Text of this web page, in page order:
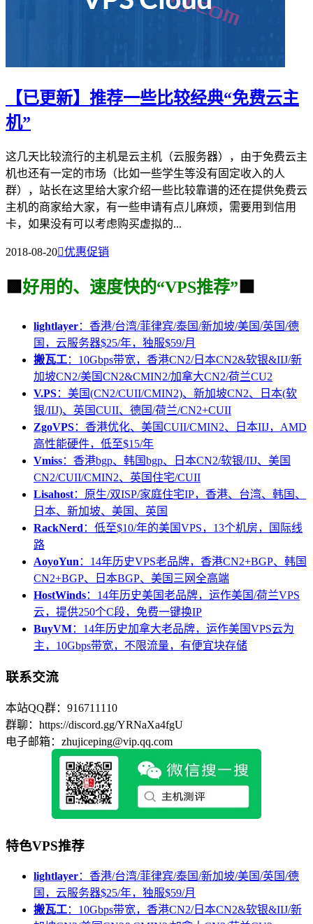
【已更新】推荐一些比较经典“免费云主
机”
这几天比较流行的主机是云主机（云服务器），由于免费云主
机也还有一定的市场（比如一些学生等没有固定收入的人
群），站长在这里给大家介绍一些比较靠谱的还在提供免费云
主机的商家给大家，有一些申请有点儿麻烦，需要用到信用
卡，如果没有可以考虑购买虚拟的...
2018-08-20优惠促销
🟩 好用的、速度快的“VPS推荐” 🟩
lightlayer：香港/台湾/菲律宾/泰国/新加坡/美国/英国/德
国，云服务器$25/年，独服$59/月
搬瓦工：10Gbps带宽，香港CN2/日本CN2&软银&IIJ/新
加坡CN2/美国CN2&CMIN2/加拿大CN2/荷兰CU2
V.PS：美国(CN2/CUII/CMIN2)、新加坡CN2、日本(软
银/IIJ)、英国CUII、德国/荷兰/CN2+CUII
ZgoVPS：香港优化、美国CUII/CMIN2、日本IIJ，AMD
高性能硬件，低至$15/年
Vmiss：香港bgp、韩国bgp、日本CN2/软银/IIJ、美国
CN2/CUII/CMIN2、英国住宅/CUII
Lisahost：原生/双ISP/家庭住宅IP，香港、台湾、韩国、
日本、新加坡、美国、英国
RackNerd：低至$10/年的美国VPS，13个机房，国际线
路
AoyoYun：14年历史VPS老品牌，香港CN2+BGP、韩国
CN2+BGP、日本BGP、美国三网全高端
HostWinds：14年历史美国老品牌，运作美国/荷兰VPS
云，提供250个C段，免费一键换IP
BuyVM：14年历史加拿大老品牌，运作美国VPS云为
主，10Gbps带宽，不限流量，有便宜块存储
联系交流
本站QQ群：916711110
群聊：https://discord.gg/YRNaXa4fgU
电子邮箱：zhujiceping@vip.qq.com
特色VPS推荐
lightlayer：香港/台湾/菲律宾/泰国/新加坡/美国/英国/德
国，云服务器$25/年，独服$59/月
搬瓦工：10Gbps带宽，香港CN2/日本CN2&软银&IIJ/新